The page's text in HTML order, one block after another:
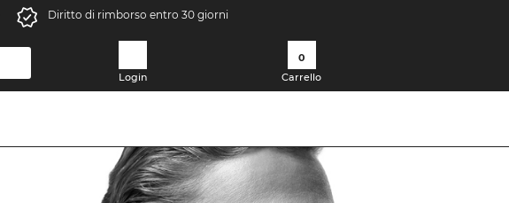
Diritto di rimborso entro 30 giorni
Login
0
Carrello